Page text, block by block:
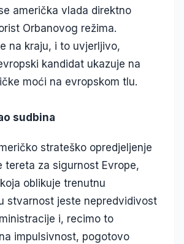
američka vlada direktno
Orbanovog režima.
na kraju, i to uvjerljivo,
kandidat ukazuje na
moći na evropskom tlu.
sudbina
strateško opredjeljenje
tereta za sigurnost Evrope,
oblikuje trenutnu
stvarnost jeste nepredvidivost
i, recimo to
impulsivnost, pogotovo